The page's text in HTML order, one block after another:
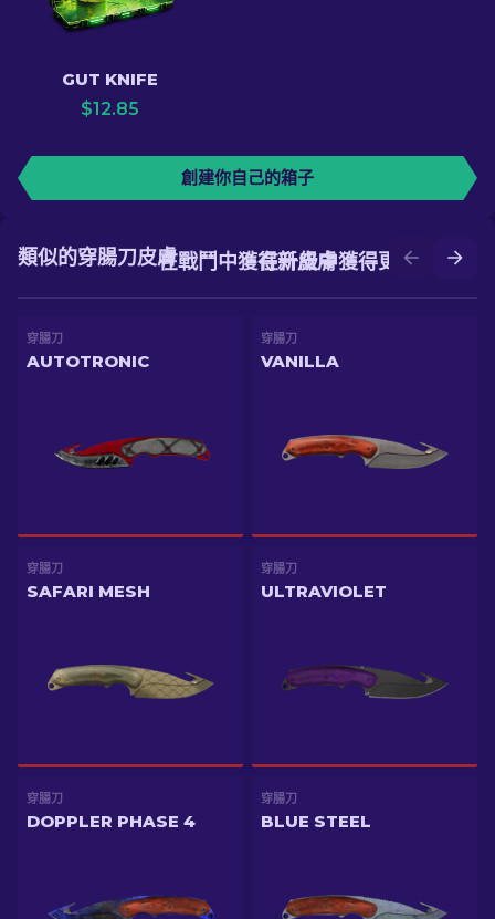
GUT KNIFE
$12.85
創建你自己的箱子
在升級中獲得更好的皮膚
在戰鬥中獲得新皮膚
類似的穿腸刀皮膚
穿腸刀
AUTOTRONIC
穿腸刀
VANILLA
穿腸刀
SAFARI MESH
穿腸刀
ULTRAVIOLET
穿腸刀
DOPPLER PHASE 4
穿腸刀
BLUE STEEL